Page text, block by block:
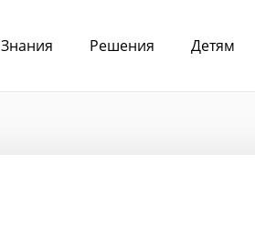
Знания Решения Детям